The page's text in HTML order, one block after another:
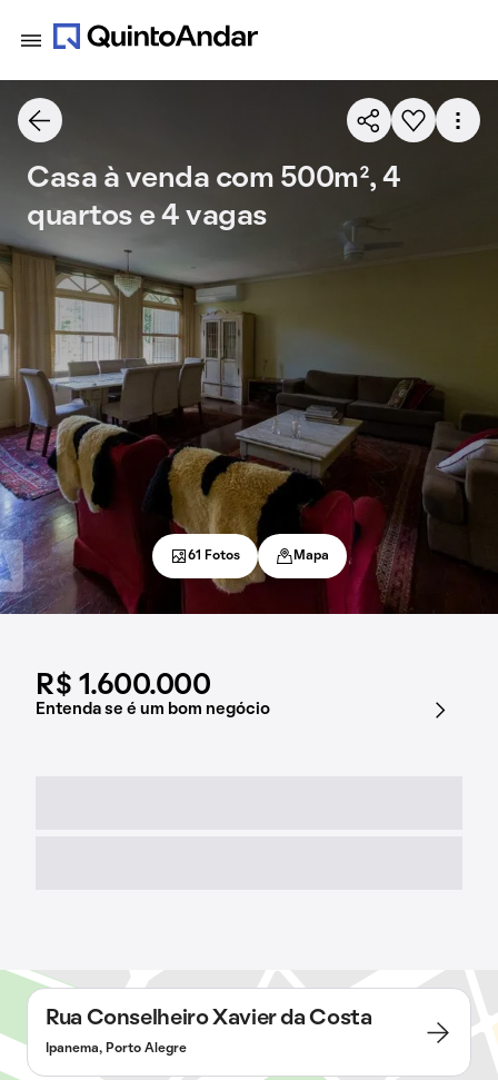
R$ 1.600.000
Entenda se é um bom negócio
Casa à venda com 500m², 4
quartos e 4 vagas
61 Fotos Mapa
Rua Conselheiro Xavier da Costa
Ipanema, Porto Alegre